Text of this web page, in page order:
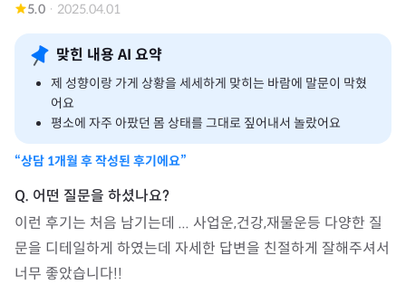
5.0 · 2025.04.01
맞힌 내용 AI 요약
제 성향이랑 가게 상황을 세세하게 맞히는 바람에 말문이 막혔
어요
평소에 자주 아팠던 몸 상태를 그대로 짚어내서 놀랐어요
“상담 1개월 후 작성된 후기에요”
이런 후기는 처음 남기는데 ... 사업운,건강,재물운등 다양한 질
문을 디테일하게 하였는데 자세한 답변을 친절하게 잘해주셔서
너무 좋았습니다!!